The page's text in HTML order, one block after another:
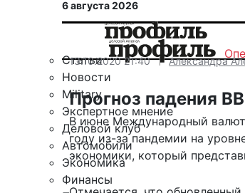
6 августа 2026
Статьи
Новости
Military
Экспертное мнение
Деловой клуб
Автомобили
Экономика
Финансы
13.10.2020 21:40 Александра
Прогноз падения
В июне Международный
году из-за пандемии на
экономики, который